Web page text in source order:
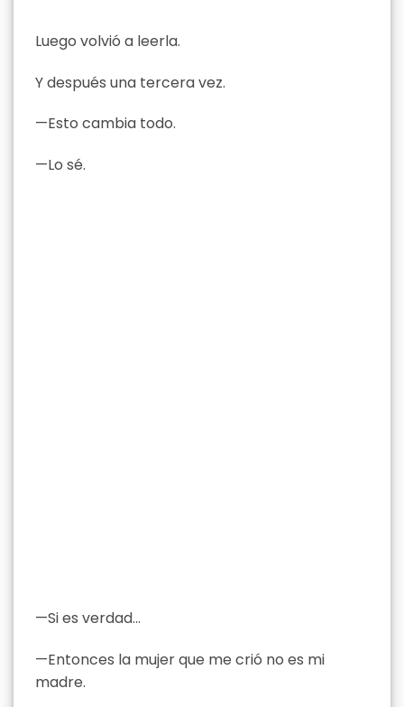
Luego volvió a leerla.
Y después una tercera vez.
—Esto cambia todo.
—Lo sé.
—Si es verdad…
—Entonces la mujer que me crió no es mi
madre.